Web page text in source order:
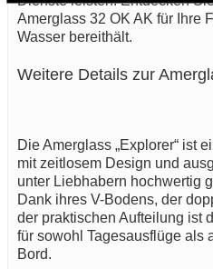
Amerglass 32 OK AK für Ihre
Wasser bereithält.
Weitere Details zur
Die Amerglass „Explorer“ ist
mit zeitlosem Design und
unter Liebhabern hochwertig
Dank ihres V-Bodens, der
der praktischen Aufteilung ist
für sowohl Tagesausflüge als
Bord.